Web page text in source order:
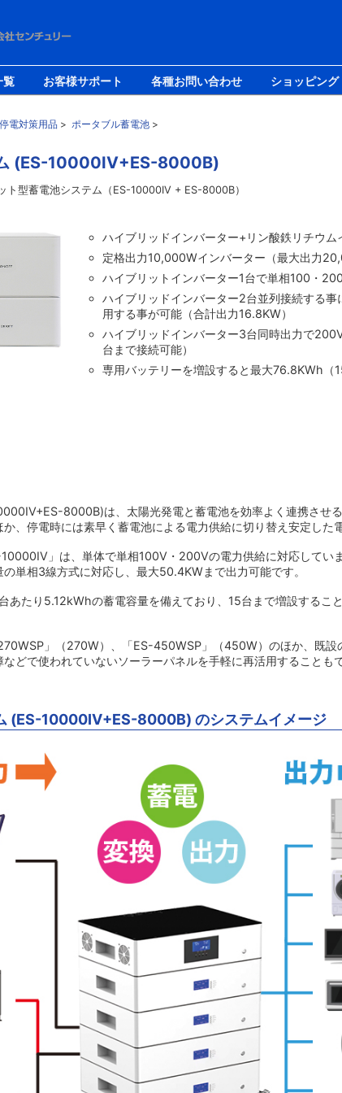
覧 お客様サポート 各種お問い合わせ ショッピング
停電対策用品 > ポータブル蓄電池 >
(ES-10000IV+ES-8000B)
型蓄電池システム（ES-10000IV + ES-8000B）
ハイブリッドインバーター+リン酸鉄リチウム
定格出力10,000Wインバーター（最大出力
ハイブリットインバーター1台で単相100・
ハイブリッドインバーター2台並列接続する
用する事が可能（合計出力16.8KW）
ハイブリッドインバーター3台同時出力で
台まで接続可能）
専用バッテリーを増設すると最大76.8KWh（
8000B)は、太陽光発電と蓄電池を効率よく連携させ
、停電時には素早く蓄電池による電力供給に切り替え安定した
」は、単体で単相100V・200Vの電力供給に対応していま
単相3線方式に対応し、最大50.4KWまで出力可能です。
あたり5.12kWhの蓄電容量を備えており、15台まで増設するこ
」（270W）、「ES-450WSP」（450W）のほか、既設
どで使われていないソーラーパネルを手軽に再活用することも
(ES-10000IV+ES-8000B) のシステムイメージ